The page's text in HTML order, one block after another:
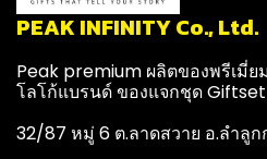
PEAK INFINITY Co., Ltd.
Peak premium ผลิตของพรีเมี่
โลโก้แบรนด์ ของแจกชุด
32/87 หมู่ 6 ต.ลาดสวาย อ.ลำลูก